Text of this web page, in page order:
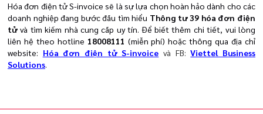
Hóa đơn điện tử S-invoice sẽ là sự lựa chọn hoàn hảo dành cho các
doanh nghiệp đang bước đầu tìm hiểu Thông tư 39 hóa đơn điện
tử và tìm kiếm nhà cung cấp uy tín. Để biết thêm chi tiết, vui lòng
liên hệ theo hotline 18008111 (miễn phí) hoặc thông qua địa chỉ
website: Hóa đơn điện tử S-invoice và FB: Viettel Business
Solutions.